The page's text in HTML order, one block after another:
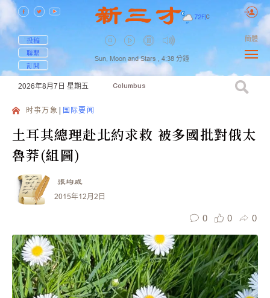
72F| C
投稿
聯繫
訂閱
Sun, Moon and Stars , 4:38 分鐘
簡體
2026年8月7日 星期五 Columbus
时事万象 国际要闻
土耳其總理赴北約求救 被多國批對俄太
魯莽(組圖)
張均威
2015年12月2日
0 0 0